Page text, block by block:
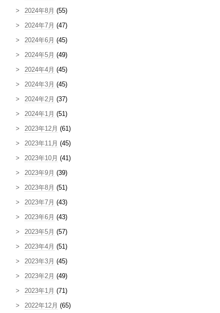
2024年8月 (55)
2024年7月 (47)
2024年6月 (45)
2024年5月 (49)
2024年4月 (45)
2024年3月 (45)
2024年2月 (37)
2024年1月 (51)
2023年12月 (61)
2023年11月 (45)
2023年10月 (41)
2023年9月 (39)
2023年8月 (51)
2023年7月 (43)
2023年6月 (43)
2023年5月 (57)
2023年4月 (51)
2023年3月 (45)
2023年2月 (49)
2023年1月 (71)
2022年12月 (65)